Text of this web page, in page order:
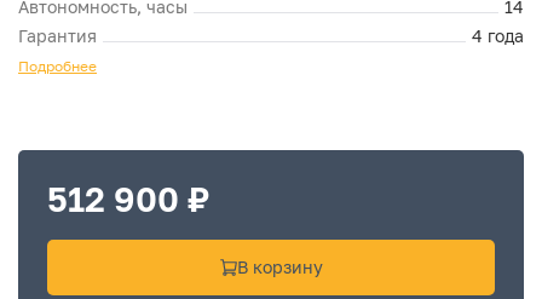
Автономность, часы
14
Гарантия
4 года
Подробнее
512 900 ₽
В корзину